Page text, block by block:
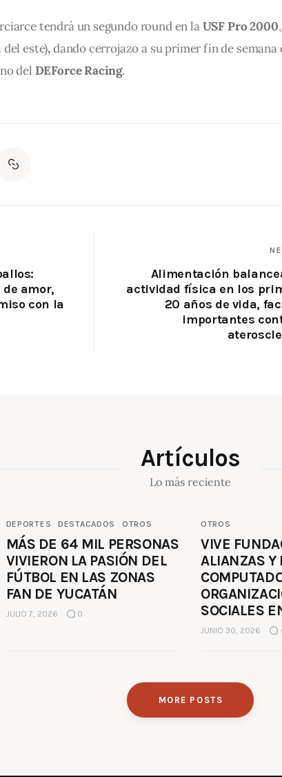
tendrá un segundo round en la USF Pro 2000
este), dando cerrojazo a su primer fin de semana
del DEForce Racing.
amor,
con la
Alimentación
actividad física en los
20 años de vida,
importantes
Artículos
Lo más reciente
DEPORTES DESTACADOS OTROS
MÁS DE 64 MIL PERSONAS
VIVIERON LA PASIÓN DEL
FÚTBOL EN LAS ZONAS
FAN DE YUCATÁN
JULIO 7, 2026 0
OTROS
VIVE
ALIANZAS Y
SOCIALES
JUNIO 30, 2026
MORE POSTS